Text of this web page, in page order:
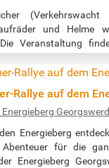
(Verkehrswacht
und Helme
Veranstaltung
Rallye auf dem
Energieberg
Abenteuer für die
Energieberg